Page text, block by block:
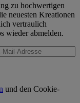
zu hochwertigen
neuesten Kreationen
vertraulich
wieder abmelden.
und den Cookie-